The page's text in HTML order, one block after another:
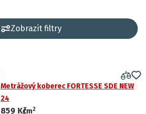
Zobrazit filtry
Metrážový koberec FORTESSE SDE NEW
24
859 Kč
/m2